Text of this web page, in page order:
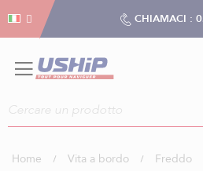
CHIAMACI :
Home Vita a bordo Freddo
Gestion dei cookies
Gestion dei cookies